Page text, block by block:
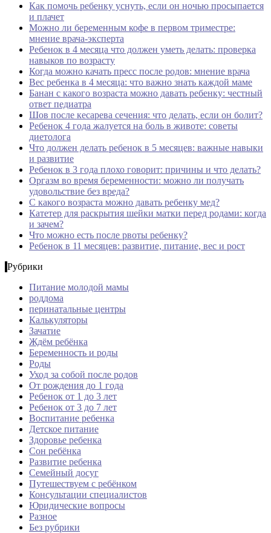
Как помочь ребенку уснуть, если он ночью просыпается
и плачет
Можно ли беременным кофе в первом триместре:
мнение врача-эксперта
Ребенок в 4 месяца что должен уметь делать: проверка
навыков по возрасту
Когда можно качать пресс после родов: мнение врача
Вес ребенка в 4 месяца: что важно знать каждой маме
Банан с какого возраста можно давать ребенку: честный
ответ педиатра
Шов после кесарева сечения: что делать, если он болит?
Ребенок 4 года жалуется на боль в животе: советы
диетолога
Что должен делать ребенок в 5 месяцев: важные навыки
и развитие
Ребенок в 3 года плохо говорит: причины и что делать?
Оргазм во время беременности: можно ли получать
удовольствие без вреда?
С какого возраста можно давать ребенку мед?
Катетер для раскрытия шейки матки перед родами: когда
и зачем?
Что можно есть после рвоты ребенку?
Ребенок в 11 месяцев: развитие, питание, вес и рост
Рубрики
Питание молодой мамы
роддома
перинатальные центры
Калькуляторы
Зачатие
Ждём ребёнка
Беременность и роды
Роды
Уход за собой после родов
От рождения до 1 года
Ребенок от 1 до 3 лет
Ребенок от 3 до 7 лет
Воспитание ребенка
Детское питание
Здоровье ребенка
Сон ребёнка
Развитие ребенка
Семейный досуг
Путешествуем с ребёнком
Консультации специалистов
Юридические вопросы
Разное
Без рубрики